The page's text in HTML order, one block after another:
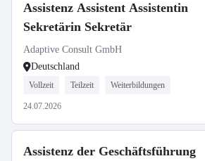
Assistenz Assistent Assistentin
Sekretärin Sekretär
Adaptive Consult GmbH
Deutschland
Vollzeit Teilzeit Weiterbildungen
24.07.2026
Assistenz der Geschäftsführung